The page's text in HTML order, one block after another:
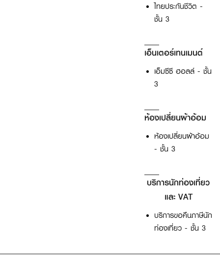
ไทยประกันชีวิต -
ชั้น 3
เอ็นเตอร์เทนเมนต์
เอ็มซีซี ฮอลล์ - ชั้น
3
ห้องเปลี่ยนผ้าอ้อม
ห้องเปลี่ยนผ้าอ้อม
- ชั้น 3
บริการนักท่องเที่ยว
และ VAT
บริการขอคืนภาษีนัก
ท่องเที่ยว - ชั้น 3